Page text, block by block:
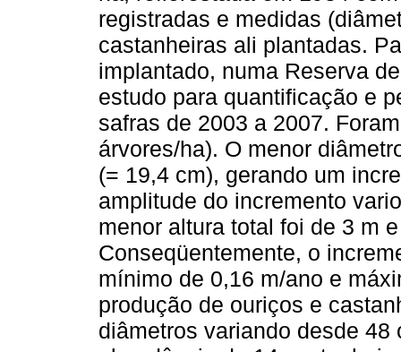
registradas e medidas
castanheiras ali plantadas.
implantado, numa Reserva
estudo para quantificação e
safras de 2003 a 2007.
árvores/ha). O menor
(= 19,4 cm), gerando um
amplitude do incremento
menor altura total foi de 3 m
Conseqüentemente, o
mínimo de 0,16 m/ano e
produção de ouriços e
diâmetros variando desde